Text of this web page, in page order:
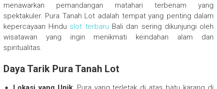
menawarkan pemandangan matahari terbenam yang
spektakuler. Pura Tanah Lot adalah tempat yang penting dalam
kepercayaan Hindu slot terbaru Bali dan sering dikunjungi oleh
wisatawan yang ingin menikmati keindahan alam dan
spiritualitas.
Daya Tarik Pura Tanah Lot